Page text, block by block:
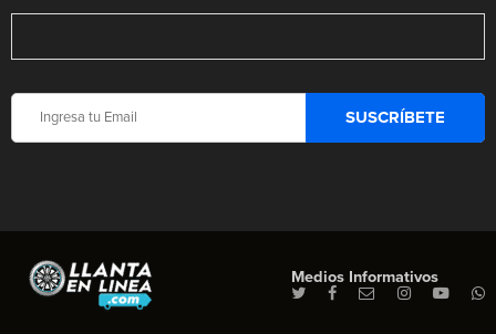
Medios Informativos